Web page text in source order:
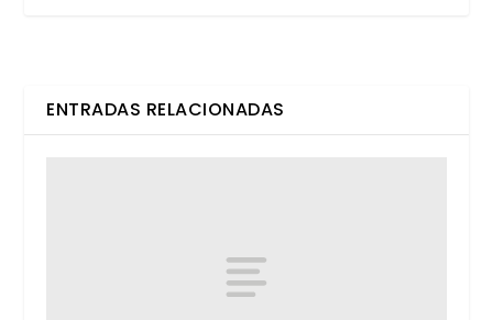
ENTRADAS RELACIONADAS